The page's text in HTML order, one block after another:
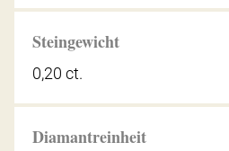
Steingewicht
0,20 ct.
Diamantreinheit